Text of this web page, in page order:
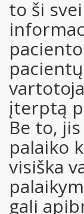
to ši
įterptą
Be to,
palaiko
visiška
gali